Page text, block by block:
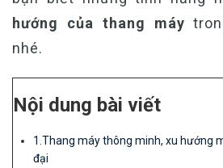
hướng của thang máy
nhé.
Nội dung bài viết
1.Thang máy thông minh, xu hướng
đại